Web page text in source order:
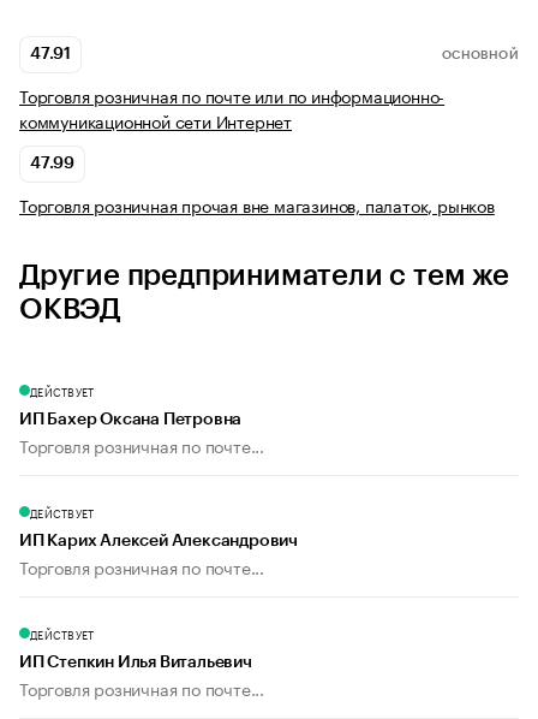
47.91 ОСНОВНОЙ
Торговля розничная по почте или по информационно-
коммуникационной сети Интернет
47.99
Торговля розничная прочая вне магазинов, палаток, рынков
Другие предприниматели с тем же
ОКВЭД
ДЕЙСТВУЕТ
ИП Бахер Оксана Петровна
Торговля розничная по почте...
ДЕЙСТВУЕТ
ИП Карих Алексей Александрович
Торговля розничная по почте...
ДЕЙСТВУЕТ
ИП Степкин Илья Витальевич
Торговля розничная по почте...